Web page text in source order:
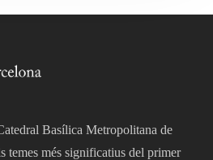
Basílica Metropolitana de
temes més significatius del primer